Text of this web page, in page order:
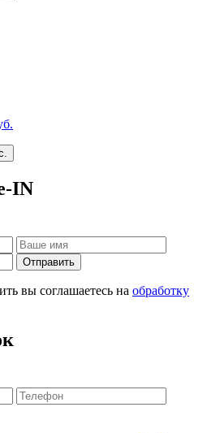
IN
Отправить
вы соглашаетесь на обработку